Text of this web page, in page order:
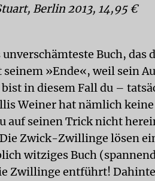
Berlin 2013, 14,95 €
Buch, das
»Ende«, weil sein
bist in diesem Fall du –
Weiner hat nämlich
auf seinen Trick nicht
Zwick-Zwillinge lösen
witziges Buch
Zwillinge entführt!